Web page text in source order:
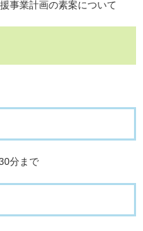
事業計画の素案について
分まで